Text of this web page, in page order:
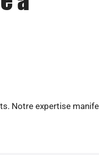
Notre expertise